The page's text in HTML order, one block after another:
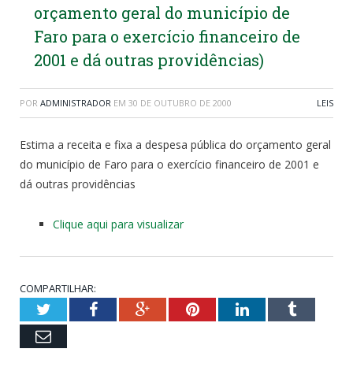
orçamento geral do município de
Faro para o exercício financeiro de
2001 e dá outras providências)
POR ADMINISTRADOR EM 30 DE OUTUBRO DE 2000 LEIS
Estima a receita e fixa a despesa pública do orçamento geral
do município de Faro para o exercício financeiro de 2001 e
dá outras providências
Clique aqui para visualizar
COMPARTILHAR:
TwitterFacebookGoogle+PinterestLinkedInTumblr
Email